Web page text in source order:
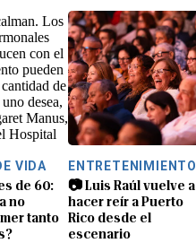
VIDA
de 60:
no
tanto
ENTRETENIMIENTO
📷 Luis Raúl vuelve a
hacer reír a Puerto
Rico desde el
escenario